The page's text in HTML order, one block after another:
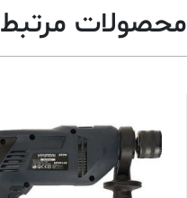
محصولات مرتبط